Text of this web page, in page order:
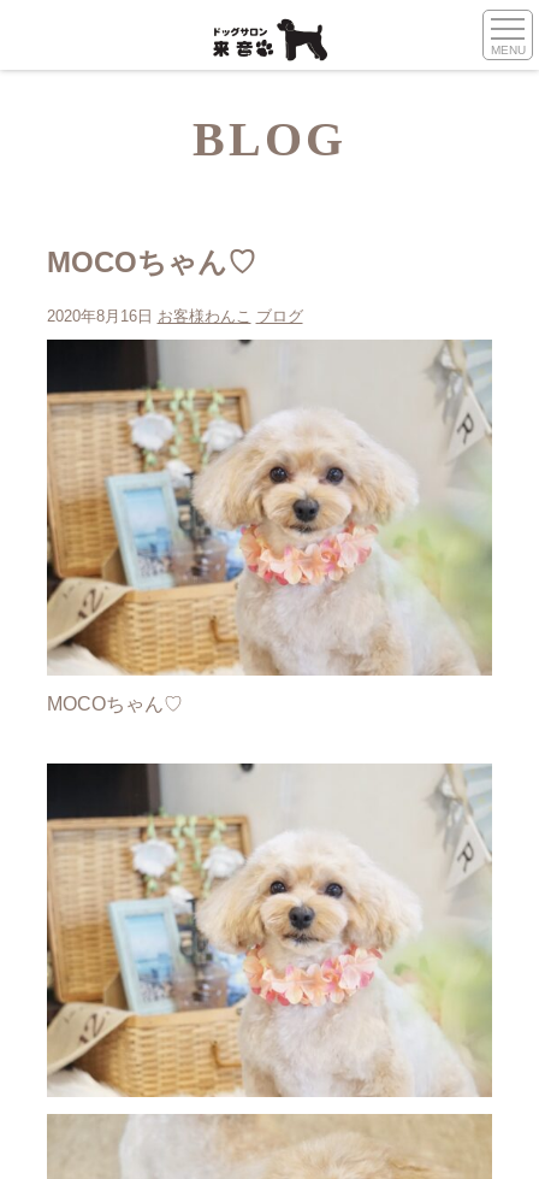
MENU
BLOG
MOCOちゃん♡
2020年8月16日 お客様わんこ ブログ
MOCOちゃん♡